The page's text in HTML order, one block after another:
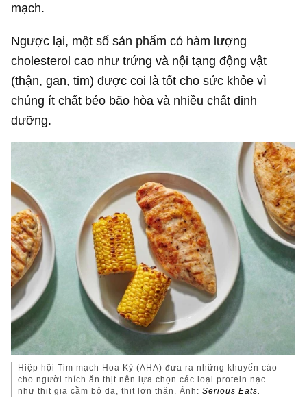
mạch.
Ngược lại, một số sản phẩm có hàm lượng
cholesterol cao như trứng và nội tạng động vật
(thận, gan, tim) được coi là tốt cho sức khỏe vì
chúng ít chất béo bão hòa và nhiều chất dinh
dưỡng.
Hiệp hội Tim mạch Hoa Kỳ (AHA) đưa ra những khuyến cáo
cho người thích ăn thịt nên lựa chọn các loại protein nạc
như thịt gia cầm bỏ da, thịt lợn thăn. Ảnh:Serious Eats.